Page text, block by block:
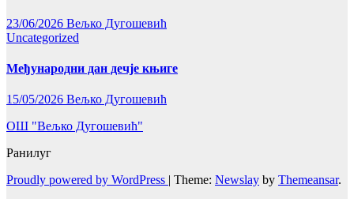
23/06/2026 Вељко Дугошевић
Uncategorized
Међународни дан дечје књиге
15/05/2026 Вељко Дугошевић
ОШ "Вељко Дугошевић"
Ранилуг
Proudly powered by WordPress | Theme: Newslay by Themeansar.